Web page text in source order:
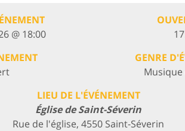
@ 18:00
GENRE
Musique
LIEU DE L'ÉVÉNEMENT
Église de Saint-Séverin
Rue de l'église, 4550 Saint-Séverin